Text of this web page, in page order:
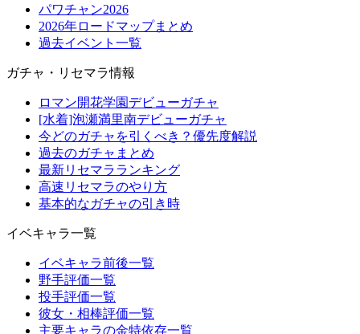
パワチャン2026
2026年ロードマップまとめ
過去イベント一覧
ガチャ・リセマラ情報
ロマン開花学園デビューガチャ
[水着]泡瀬満里南デビューガチャ
今どのガチャを引くべき？優先度解説
過去のガチャまとめ
最新リセマラランキング
高速リセマラのやり方
基本的なガチャの引き時
イベキャラ一覧
イベキャラ前後一覧
野手評価一覧
投手評価一覧
彼女・相棒評価一覧
主要キャラの金特依存一覧